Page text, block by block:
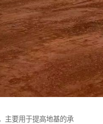
主要用于提高地基的承